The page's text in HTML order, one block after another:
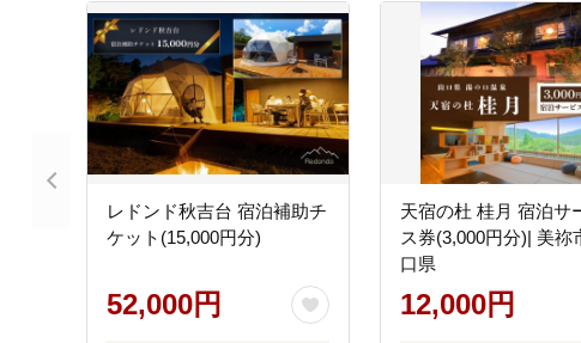
レドンド秋吉台 宿泊補助チ
ケット(15,000円分)
52,000円
天宿の杜 桂月 宿泊サ
ス券(3,000円分)| 美祢
口県
12,000円